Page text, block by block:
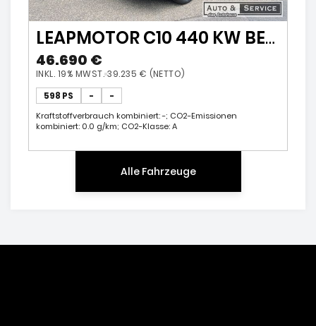
LEAPMOTOR C10 440 KW BEV
ProMax 800V Design AWD
Panorama N
46.690 €
INKL. 19% MWST. 39.235 € (NETTO)
598 PS
- -
Kraftstoffverbrauch kombiniert: -; CO2-Emissionen
kombiniert: 0.0 g/km; CO2-Klasse: A
Alle Fahrzeuge